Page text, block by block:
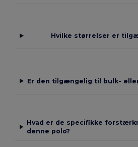
Hvilke størrelser er
Er den tilgængelig til bulk-
Hvad er de specifikke
denne polo?